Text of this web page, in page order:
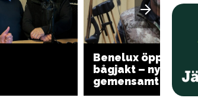
Benelux öppnar för
bågjakt – nytt
gemensamt beslut